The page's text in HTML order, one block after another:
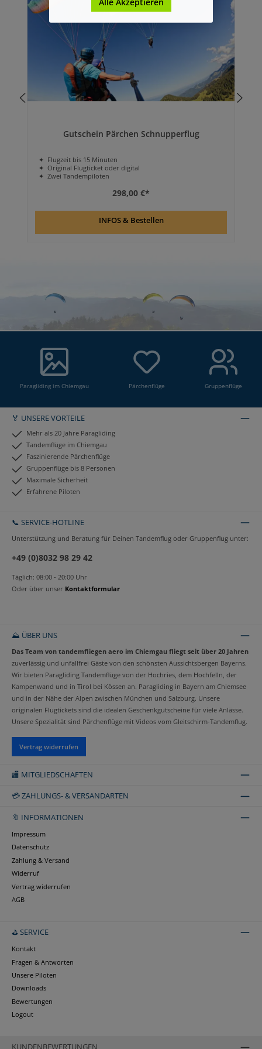
Gutschein Pärchen Schnupperflug
✦ Flugzeit bis 15 Minuten
✦ Original Flugticket oder digital
✦ Zwei Tandempiloten
298,00 €*
INFOS & Bestellen
Paragliding im Chiemgau Pärchenflüge Gruppenflüge
🏅 UNSERE VORTEILE
Mehr als 20 Jahre Paragliding
Tandemflüge im Chiemgau
Faszinierende Pärchenflüge
Gruppenflüge bis 8 Personen
Maximale Sicherheit
Erfahrene Piloten
📞 SERVICE-HOTLINE
Unterstützung und Beratung für Deinen Tandemflug oder Gruppenflug unter:
+49 (0)8032 98 29 42
Täglich: 08:00 - 20:00 Uhr
Oder über unser Kontaktformular
⛰️ ÜBER UNS
Das Team von tandemfliegen aero im Chiemgau fliegt seit über 20 Jahren
zuverlässig und unfallfrei Gäste von den schönsten Aussichtsbergen Bayerns.
Wir bieten Paragliding Tandemflüge von der Hochries, dem Hochfelln, der
Kampenwand und in Tirol bei Kössen an. Paragliding in Bayern am Chiemsee
und in der Nähe der Alpen zwischen München und Salzburg. Unsere
originalen Flugtickets sind die idealen Geschenkgutscheine für viele Anlässe.
Unsere Spezialität sind Pärchenflüge mit Videos vom Gleitschirm-Tandemflug.
Vertrag widerrufen
🏬 MITGLIEDSCHAFTEN
💳 ZAHLUNGS- & VERSANDARTEN
🔖 INFORMATIONEN
Impressum
Datenschutz
Zahlung & Versand
Widerruf
Vertrag widerrufen
AGB
⛳ SERVICE
Kontakt
Fragen & Antworten
Unsere Piloten
Downloads
Bewertungen
Logout
KUNDENBEWERTUNGEN